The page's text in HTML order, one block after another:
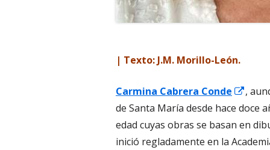
| Texto: J.M. Morillo-León.
Carmina Cabrera Conde
Abrir
en
una
,
de Santa María desde hace doce
edad cuyas obras se basan en
inició regladamente en la